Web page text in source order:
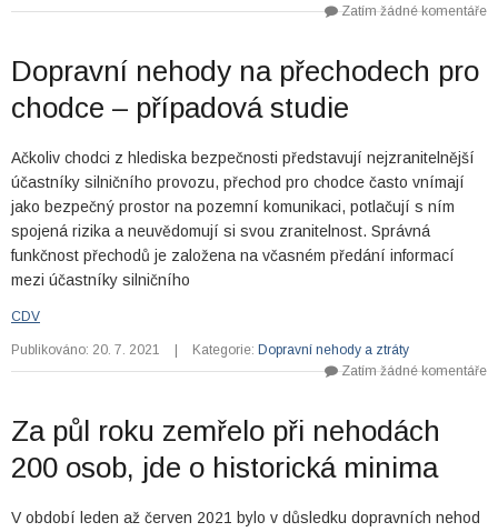
Zatím žádné komentáře
Dopravní nehody na přechodech pro
chodce – případová studie
Ačkoliv chodci z hlediska bezpečnosti představují nejzranitelnější
účastníky silničního provozu, přechod pro chodce často vnímají
jako bezpečný prostor na pozemní komunikaci, potlačují s ním
spojená rizika a neuvědomují si svou zranitelnost. Správná
funkčnost přechodů je založena na včasném předání informací
mezi účastníky silničního
CDV
Publikováno: 20. 7. 2021 Kategorie: Dopravní nehody a ztráty
Zatím žádné komentáře
Za půl roku zemřelo při nehodách
200 osob, jde o historická minima
V období leden až červen 2021 bylo v důsledku dopravních nehod